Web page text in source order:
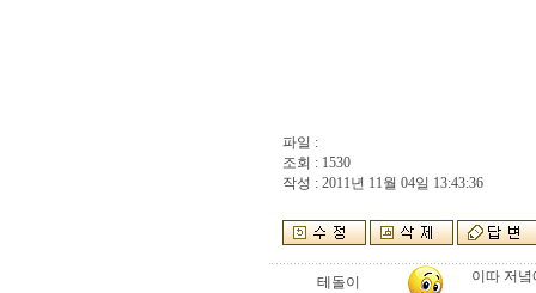
파일 :
조회 : 1530
작성 : 2011년 11월 04일 13:43:36
테돌이 이따 저